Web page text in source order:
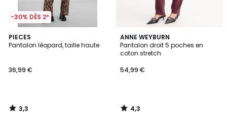
-30% DÈS 2*
PIECES
Pantalon léopard, taille haute
36,99 €
3,3
/ 5
3,3
/
ANNE WEYBURN
Pantalon droit 5 poches en
coton stretch
54,99 €
4,3
/ 5
4,3
/